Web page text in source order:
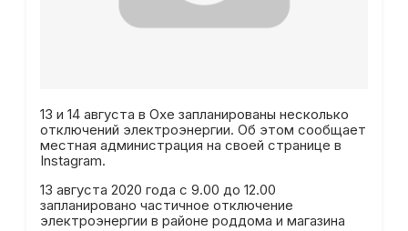
13 и 14 августа в Охе запланированы несколько
отключений электроэнергии. Об этом сообщает
местная администрация на своей странице в
Instagram.
13 августа 2020 года с 9.00 до 12.00
запланировано частичное отключение
электроэнергии в районе роддома и магазина